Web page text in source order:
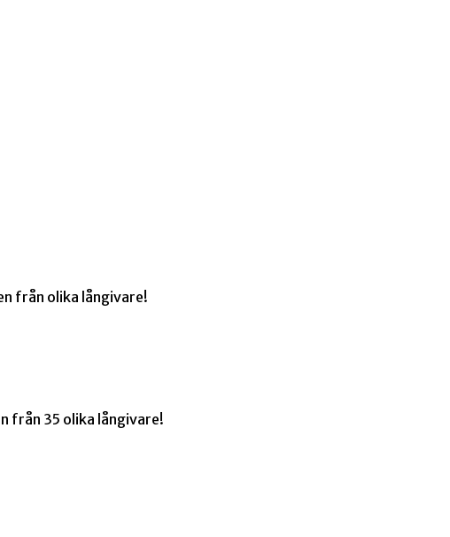
från olika långivare!
från 35 olika långivare!